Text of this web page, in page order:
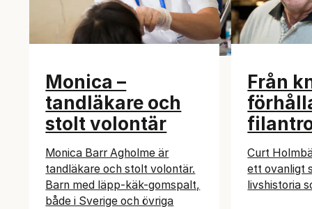
Monica –
tandläkare och
stolt volontär
Monica Barr Agholme är
tandläkare och stolt volontär.
Barn med läpp-käk-gomspalt,
både i Sverige och övriga
Från
Curt
ett ovanligt
livshistoria